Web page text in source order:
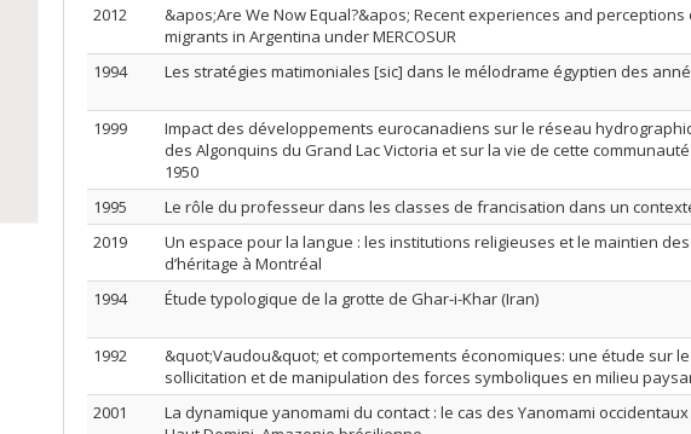
2012
&apos;Are We Now Equal?&apos; Recent experiences and
migrants in Argentina under MERCOSUR
1994
Les stratégies matimoniales [sic] dans le mélodrame égyptien des
1999
Impact des développements eurocanadiens sur le réseau
des Algonquins du Grand Lac Victoria et sur la vie de cette
1950
1995
Le rôle du professeur dans les classes de francisation dans un
2019
Un espace pour la langue : les institutions religieuses et le maintien
d’héritage à Montréal
1994
Étude typologique de la grotte de Ghar-i-Khar (Iran)
1992
&quot;Vaudou&quot; et comportements économiques: une étude sur
sollicitation et de manipulation des forces symboliques en milieu
2001
La dynamique yanomami du contact : le cas des Yanomami